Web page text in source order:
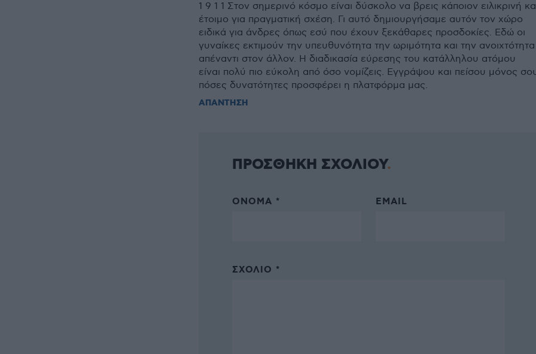
1 9 1 1 Στον σημερινό κόσμο είναι δύσκολο να βρεις κάποιον ειλικρινή
έτοιμο για πραγματική σχέση. Γι αυτό δημιουργήσαμε αυτόν τον χώρο
ειδικά για άνδρες όπως εσύ που έχουν ξεκάθαρες προσδοκίες. Εδώ οι
γυναίκες εκτιμούν την υπευθυνότητα την ωριμότητα και την ανοιχτότητα
απέναντι στον άλλον. Η διαδικασία εύρεσης του κατάλληλου ατόμου
είναι πολύ πιο εύκολη από όσο νομίζεις. Εγγράψου και πείσου μόνος
πόσες δυνατότητες προσφέρει η πλατφόρμα μας.
ΑΠΑΝΤΗΣΗ
ΠΡΟΣΘΗΚΗ ΣΧΟΛΙΟΥ
ΌΝΟΜΑ * EMAIL
ΣΧΌΛΙΟ *